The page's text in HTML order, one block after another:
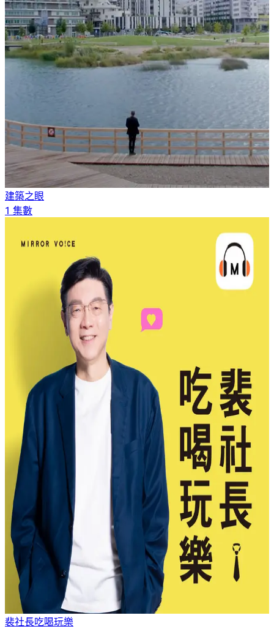
建築之眼
1 集數
裴社長吃喝玩樂